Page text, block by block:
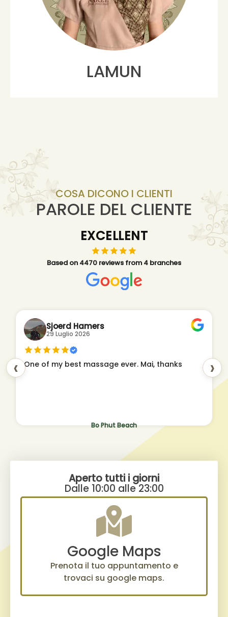
LAMUN
COSA DICONO I CLIENTI
PAROLE DEL CLIENTE
EXCELLENT
Based on 4470 reviews from 4 branches
‹
Bo Phut Beach
Sjoerd Hamers
29 Luglio 2026
One of my best massage ever. Mai, thanks ›
Aperto tutti i giorni
Dalle 10:00 alle 23:00
Google Maps
Prenota il tuo appuntamento e
trovaci su google maps.